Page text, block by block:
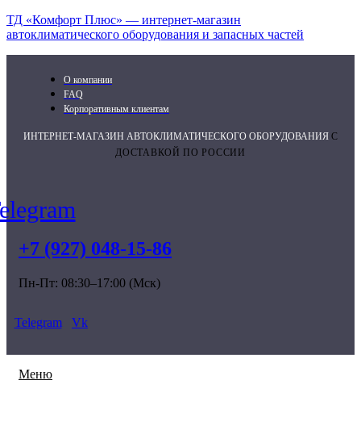
ТД «Комфорт Плюс» — интернет-магазин
автоклиматического оборудования и запасных частей
О компании
FAQ
Корпоративным клиентам
ИНТЕРНЕТ-МАГАЗИН АВТОКЛИМАТИЧЕСКОГО ОБОРУДОВАНИЯ С
ДОСТАВКОЙ ПО РОССИИ
+7 (927) 048-15-86
Пн-Пт: 08:30–17:00 (Мск)
Telegram Vk
Меню